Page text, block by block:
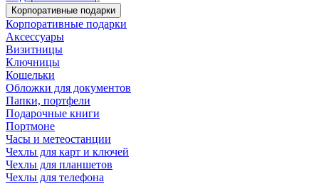
Корпоративные подарки
Корпоративные подарки
Аксессуары
Визитницы
Ключницы
Кошельки
Обложки для документов
Папки, портфели
Подарочные книги
Портмоне
Часы и метеостанции
Чехлы для карт и ключей
Чехлы для планшетов
Чехлы для телефона